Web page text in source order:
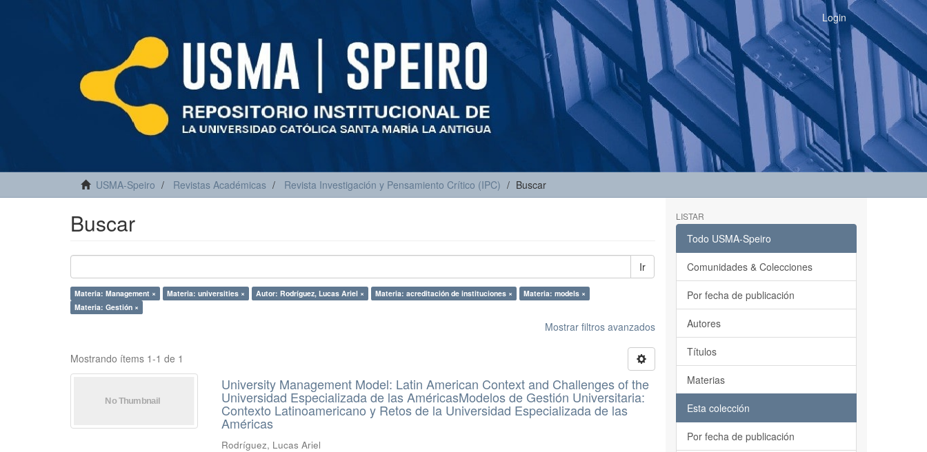
Login
USMA-Speiro Revistas Académicas Revista Investigación y Pensamiento Crítico (IPC) Buscar
Buscar
Ir
Materia: Management × Materia: universities × Autor: Rodríguez, Lucas Ariel × Materia: acreditación de instituciones ×
Materia: models ×
Materia: Gestión ×
Mostrar filtros avanzados
Mostrando ítems 1-1 de 1
University Management Model: Latin American Context and Challenges of the
Universidad Especializada de las AméricasModelos de Gestión Universitaria:
Contexto Latinoamericano y Retos de la Universidad Especializada de las
Américas
Rodríguez, Lucas Ariel
LISTAR
Todo USMA-Speiro
Comunidades & Colecciones
Por fecha de publicación
Autores
Títulos
Materias
Esta colección
Por fecha de publicación